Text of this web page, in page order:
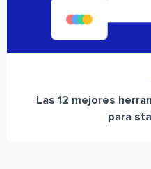
Las 12 mejores
para